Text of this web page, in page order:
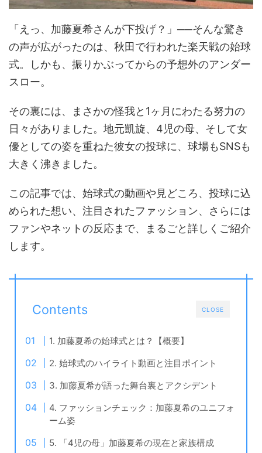
「えっ、加藤夏希さんが下投げ？」──そんな驚き
の声が広がったのは、秋田で行われた楽天戦の始球
式。しかも、振りかぶってからの予想外のアンダー
スロー。
その裏には、まさかの怪我と1ヶ月にわたる努力の
日々がありました。地元凱旋、4児の母、そして女
優としての姿を重ねた彼女の投球に、球場もSNSも
大きく沸きました。
この記事では、始球式の動画や見どころ、投球に込
められた想い、注目されたファッション、さらには
ファンやネットの反応まで、まるごと詳しくご紹介
します。
CLOSE
Contents
1. 加藤夏希の始球式とは？【概要】
2. 始球式のハイライト動画と注目ポイント
3. 加藤夏希が語った舞台裏とアクシデント
4. ファッションチェック：加藤夏希のユニフォ
ーム姿
5. 「4児の母」加藤夏希の現在と家族構成